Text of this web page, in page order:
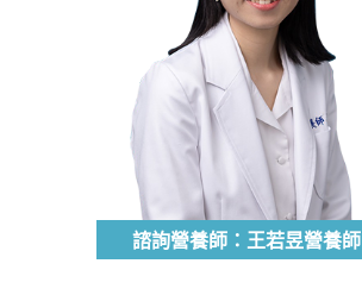
諮詢營養師：王若昱營養師